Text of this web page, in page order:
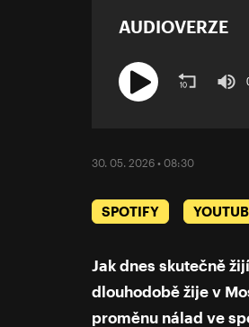
AUDIOVERZE
30. 05. 2026 • 08:30
SPOTIFY
Jak dnes skutečně
dlouhodobě žije v
proměnu nálad ve